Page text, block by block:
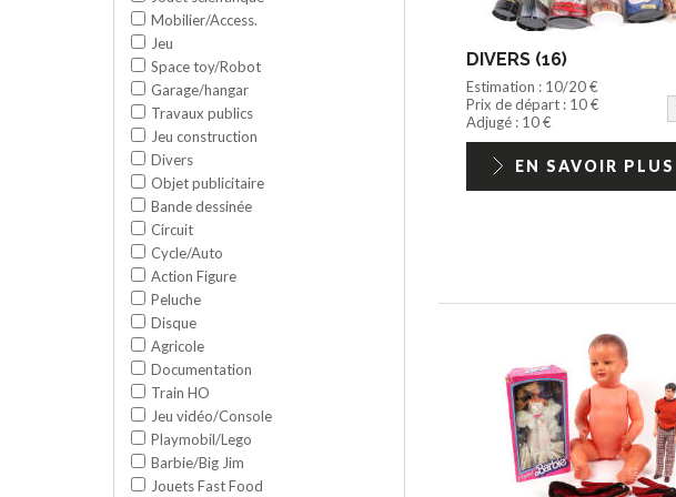
Mobilier/Access.
Jeu
Space toy/Robot
Garage/hangar
Travaux publics
Jeu construction
Divers
Objet publicitaire
Bande dessinée
Circuit
Cycle/Auto
Action Figure
Peluche
Disque
Agricole
Documentation
Train HO
Jeu vidéo/Console
Playmobil/Lego
Barbie/Big Jim
Jouets Fast Food
DIVERS (16)
Estimation : 10/20 €
Prix de départ : 10 €
Adjugé : 10 €
EN SAVOIR PLUS